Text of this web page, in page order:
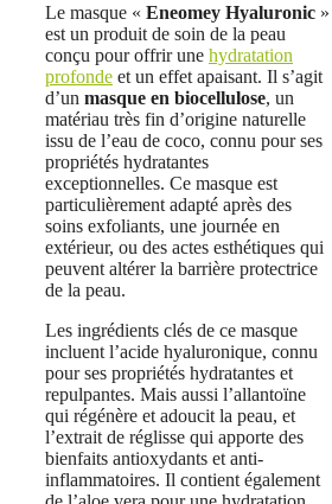
Le masque « Eneomey Hyaluronic »
est un produit de soin de la peau
conçu pour offrir une hydratation
profonde et un effet apaisant. Il s’agit
d’un masque en biocellulose, un
matériau très fin d’origine naturelle
issu de l’eau de coco, connu pour ses
propriétés hydratantes
exceptionnelles. Ce masque est
particulièrement adapté après des
soins exfoliants, une journée en
extérieur, ou des actes esthétiques qui
peuvent altérer la barrière protectrice
de la peau.
Les ingrédients clés de ce masque
incluent l’acide hyaluronique, connu
pour ses propriétés hydratantes et
repulpantes. Mais aussi l’allantoïne
qui régénère et adoucit la peau, et
l’extrait de réglisse qui apporte des
bienfaits antioxydants et anti-
inflammatoires. Il contient également